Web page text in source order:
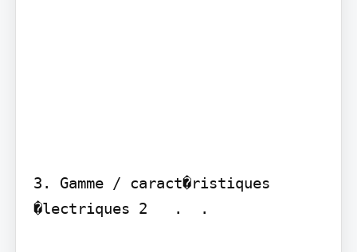
3. Gamme / caract�ristiques
�lectriques 2   .  .